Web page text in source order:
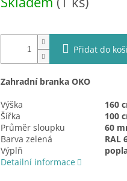
cena:
Přidat do
Zahradní branka OKO
Výška
160
Šířka
100
Průměr sloupku
60
Barva zelená
RAL
Výplň
Detailní informace